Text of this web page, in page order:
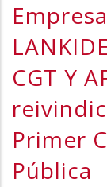
gestión
cultural
Lekaroz
en
el
plazo
de
un
la
comisión
CGT Y
Primer
Pública